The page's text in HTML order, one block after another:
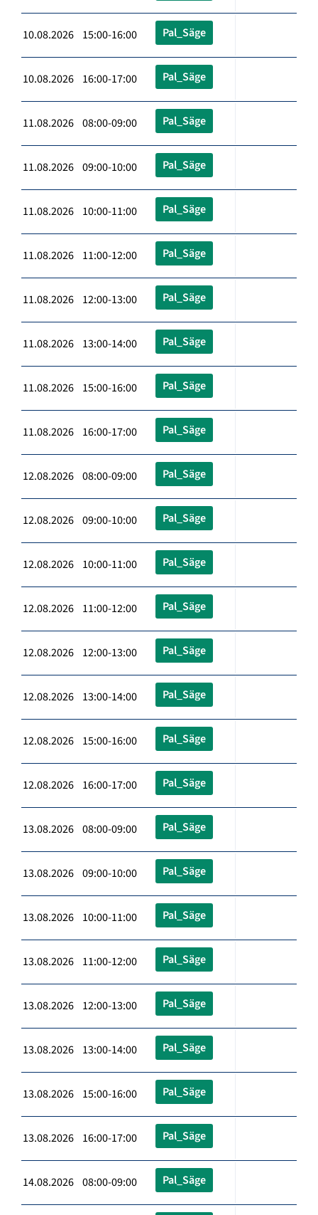
10.08.2026 15:00-16:00 Pal_Säge
10.08.2026 16:00-17:00 Pal_Säge
11.08.2026 08:00-09:00 Pal_Säge
11.08.2026 09:00-10:00 Pal_Säge
11.08.2026 10:00-11:00 Pal_Säge
11.08.2026 11:00-12:00 Pal_Säge
11.08.2026 12:00-13:00 Pal_Säge
11.08.2026 13:00-14:00 Pal_Säge
11.08.2026 15:00-16:00 Pal_Säge
11.08.2026 16:00-17:00 Pal_Säge
12.08.2026 08:00-09:00 Pal_Säge
12.08.2026 09:00-10:00 Pal_Säge
12.08.2026 10:00-11:00 Pal_Säge
12.08.2026 11:00-12:00 Pal_Säge
12.08.2026 12:00-13:00 Pal_Säge
12.08.2026 13:00-14:00 Pal_Säge
12.08.2026 15:00-16:00 Pal_Säge
12.08.2026 16:00-17:00 Pal_Säge
13.08.2026 08:00-09:00 Pal_Säge
13.08.2026 09:00-10:00 Pal_Säge
13.08.2026 10:00-11:00 Pal_Säge
13.08.2026 11:00-12:00 Pal_Säge
13.08.2026 12:00-13:00 Pal_Säge
13.08.2026 13:00-14:00 Pal_Säge
13.08.2026 15:00-16:00 Pal_Säge
13.08.2026 16:00-17:00 Pal_Säge
14.08.2026 08:00-09:00 Pal_Säge